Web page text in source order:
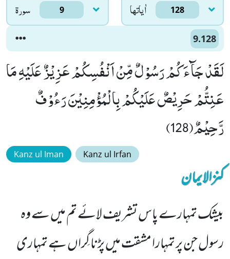
سورۃ 9 اٰياتها 128
9.128
لَقَدْ جَآءَكُمْ رَسُوْلٌ مِّنْ اَنْفُسِكُمْ عَزِیْزٌ عَلَیْهِ مَا
عَنِتُّمْ حَرِیْصٌ عَلَیْكُمْ بِالْمُؤْمِنِیْنَ رَءُوْفٌ
رَّحِیْمٌ(128)
Kanz ul Iman Kanz ul Irfan
کنزالایمان
بیشک تمہارے پاس تشریف لائے تم میں سے وہ
رسول جن پر تمہارا مشقت میں پڑنا گِراں ہے تمہاری